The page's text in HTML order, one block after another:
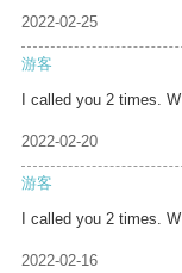
2022-02-25
游客
I called you 2 times. W
2022-02-20
游客
I called you 2 times. W
2022-02-16